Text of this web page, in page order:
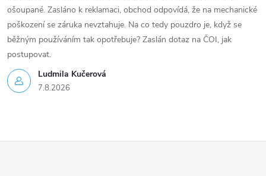
Ludmila Kučerová
7.8.2026
ošoupané. Zasláno k reklamaci, obchod odpovídá, že na mechanické
poškození se záruka nevztahuje. Na co tedy pouzdro je, když se
běžným používáním tak opotřebuje? Zaslán dotaz na ČOI, jak
postupovat.